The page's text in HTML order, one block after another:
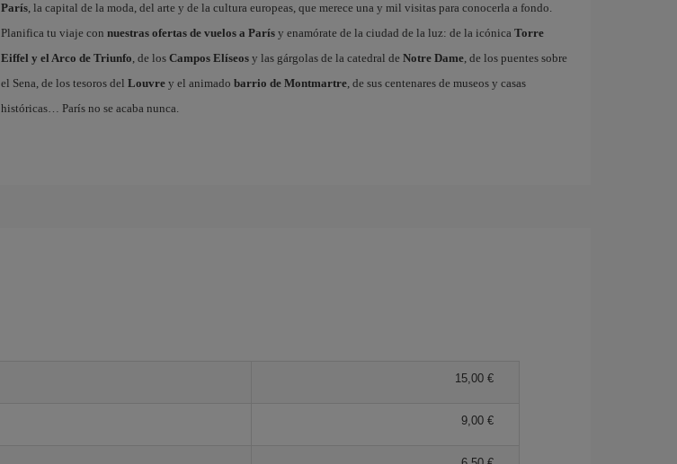
París, la capital de la moda, del arte y de la cultura europeas, que merece una y mil visitas para conocerla a fondo.
Planifica tu viaje con nuestras ofertas de vuelos a Parísy enamórate de la ciudad de la luz: de la icónica Torre
Eiffel y el Arco de Triunfo, de los Campos Elíseosy las gárgolas de la catedral de Notre Dame, de los puentes sobre
el Sena, de los tesoros del Louvrey el animado barrio de Montmartre, de sus centenares de museos y casas
históricas… París no se acaba nunca.
15,00 €
9,00 €